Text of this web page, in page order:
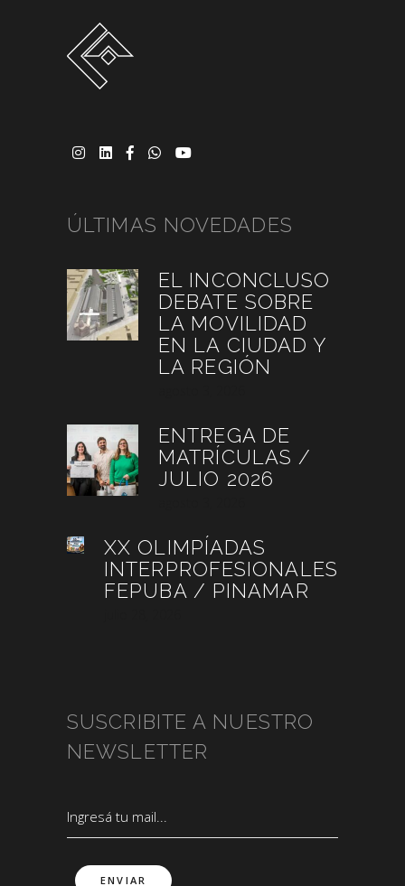
ÚLTIMAS NOVEDADES
EL INCONCLUSO
DEBATE SOBRE
LA MOVILIDAD
EN LA CIUDAD Y
LA REGIÓN
ENTREGA DE
MATRÍCULAS /
JULIO 2026
XX OLIMPÍADAS
INTERPROFESIONALES
FEPUBA / PINAMAR
SUSCRIBITE A NUESTRO
NEWSLETTER